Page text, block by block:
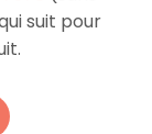
suit pour